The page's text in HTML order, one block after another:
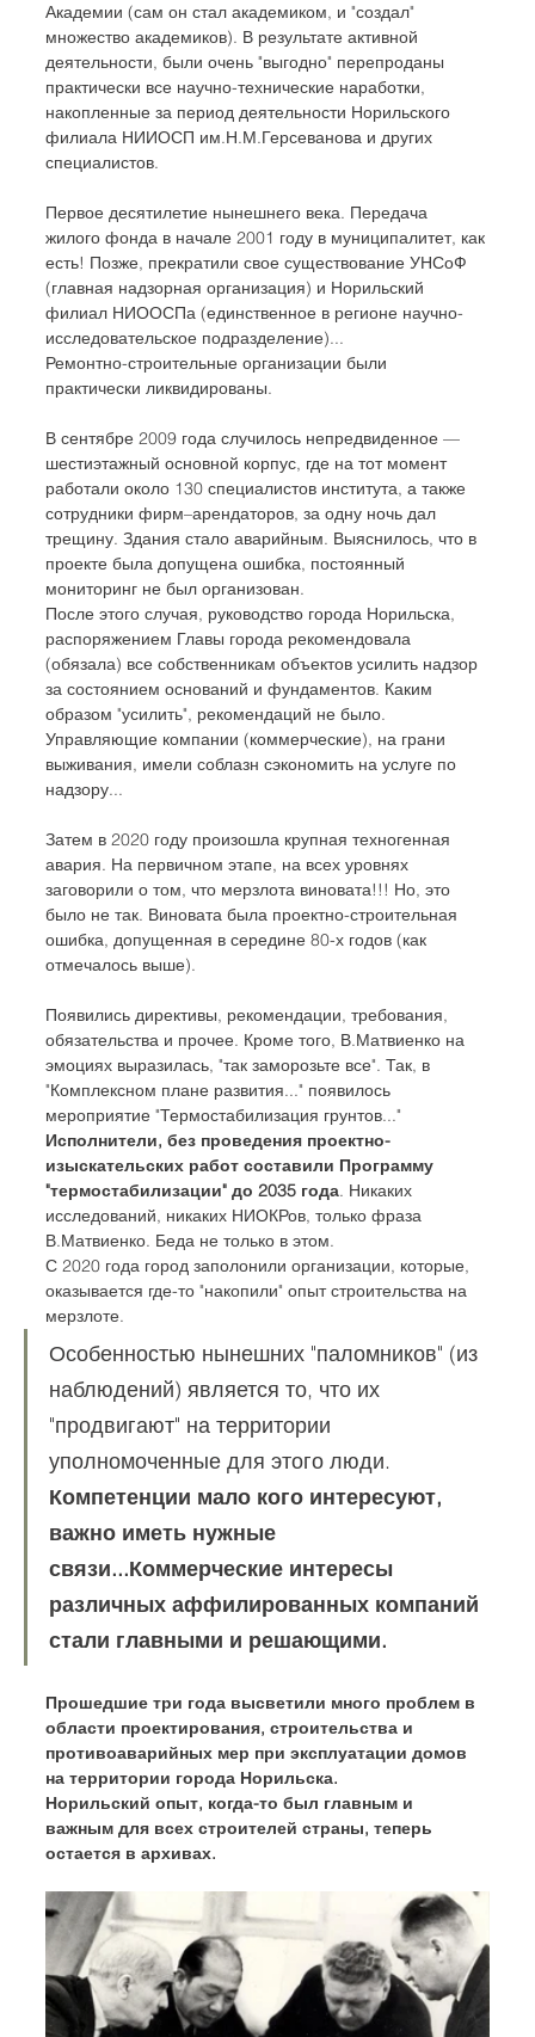
Академии (сам он стал академиком, и "создал"
множество академиков). В результате активной
деятельности, были очень "выгодно" перепроданы
практически все научно-технические наработки,
накопленные за период деятельности Норильского
филиала НИИОСП им.Н.М.Герсеванова и других
специалистов.
Первое десятилетие нынешнего века. Передача
жилого фонда в начале 2001 году в муниципалитет, как
есть! Позже, прекратили свое существование УНСоФ
(главная надзорная организация) и Норильский
филиал НИООСПа (единственное в регионе научно-
исследовательское подразделение)...
Ремонтно-строительные организации были
практически ликвидированы.
В сентябре 2009 года случилось непредвиденное —
шестиэтажный основной корпус, где на тот момент
работали около 130 специалистов института, а также
сотрудники фирм–арендаторов, за одну ночь дал
трещину. Здания стало аварийным. Выяснилось, что в
проекте была допущена ошибка, постоянный
мониторинг не был организован.
После этого случая, руководство города Норильска,
распоряжением Главы города рекомендовала
(обязала) все собственникам объектов усилить надзор
за состоянием оснований и фундаментов. Каким
образом "усилить", рекомендаций не было.
Управляющие компании (коммерческие), на грани
выживания, имели соблазн сэкономить на услуге по
надзору...
Затем в 2020 году произошла крупная техногенная
авария. На первичном этапе, на всех уровнях
заговорили о том, что мерзлота виновата!!! Но, это
было не так. Виновата была проектно-строительная
ошибка, допущенная в середине 80-х годов (как
отмечалось выше).
Появились директивы, рекомендации, требования,
обязательства и прочее. Кроме того, В.Матвиенко на
эмоциях выразилась, "так заморозьте все". Так, в
"Комплексном плане развития..." появилось
мероприятие "Термостабилизация грунтов..."
Исполнители, без проведения проектно-
изыскательских работ составили Программу
"термостабилизации" до 2035 года. Никаких
исследований, никаких НИОКРов, только фраза
В.Матвиенко. Беда не только в этом.
С 2020 года город заполонили организации, которые,
оказывается где-то "накопили" опыт строительства на
мерзлоте.
Особенностью нынешних "паломников" (из
наблюдений) является то, что их
"продвигают" на территории
уполномоченные для этого люди.
Компетенции мало кого интересуют,
важно иметь нужные
связи...Коммерческие интересы
различных аффилированных компаний
стали главными и решающими.
Прошедшие три года высветили много проблем в
области проектирования, строительства и
противоаварийных мер при эксплуатации домов
на территории города Норильска.
Норильский опыт, когда-то был главным и
важным для всех строителей страны, теперь
остается в архивах.